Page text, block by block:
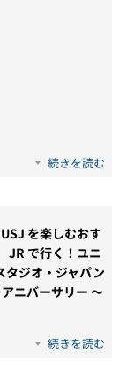
続きを読む
USJ を楽しむおす
JR で行く！ユニ
タジオ・ジャパン
ニバーサリー ～
続きを読む